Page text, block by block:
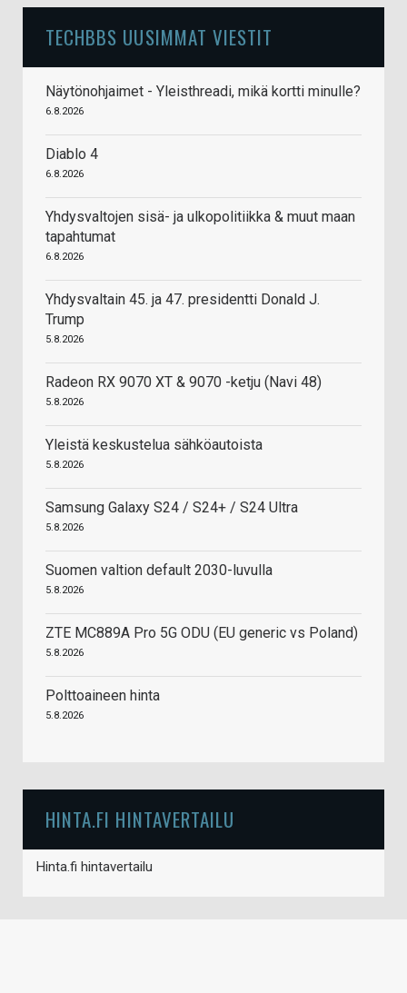
TECHBBS UUSIMMAT VIESTIT
Näytönohjaimet - Yleisthreadi, mikä kortti minulle?
6.8.2026
Diablo 4
6.8.2026
Yhdysvaltojen sisä- ja ulkopolitiikka & muut maan
tapahtumat
6.8.2026
Yhdysvaltain 45. ja 47. presidentti Donald J.
Trump
5.8.2026
Radeon RX 9070 XT & 9070 -ketju (Navi 48)
5.8.2026
Yleistä keskustelua sähköautoista
5.8.2026
Samsung Galaxy S24 / S24+ / S24 Ultra
5.8.2026
Suomen valtion default 2030-luvulla
5.8.2026
ZTE MC889A Pro 5G ODU (EU generic vs Poland)
5.8.2026
Polttoaineen hinta
5.8.2026
HINTA.FI HINTAVERTAILU
Hinta.fi hintavertailu